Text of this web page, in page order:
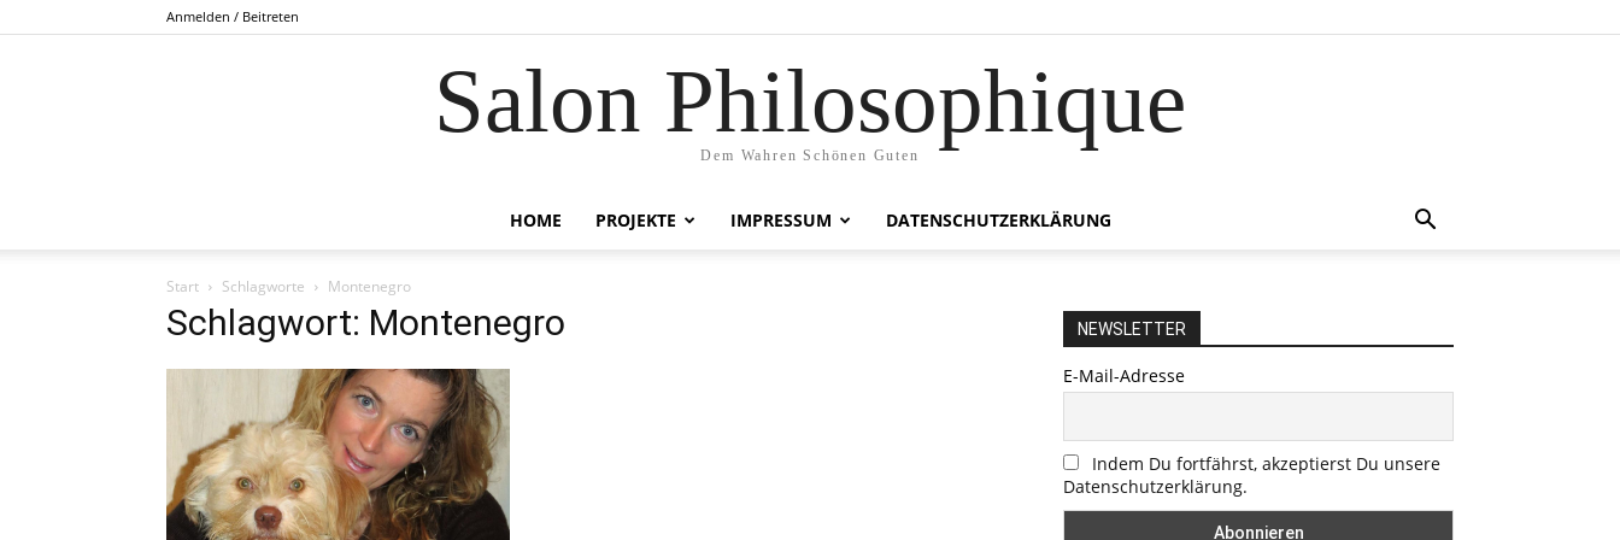
Anmelden / Beitreten
Salon Philosophique
Dem Wahren Schönen Guten
HOME PROJEKTE IMPRESSUM DATENSCHUTZERKLÄRUNG
Start Schlagworte Montenegro
Schlagwort: Montenegro NEWSLETTER
E-Mail-Adresse
Indem Du fortfährst, akzeptierst Du unsere
Datenschutzerklärung.